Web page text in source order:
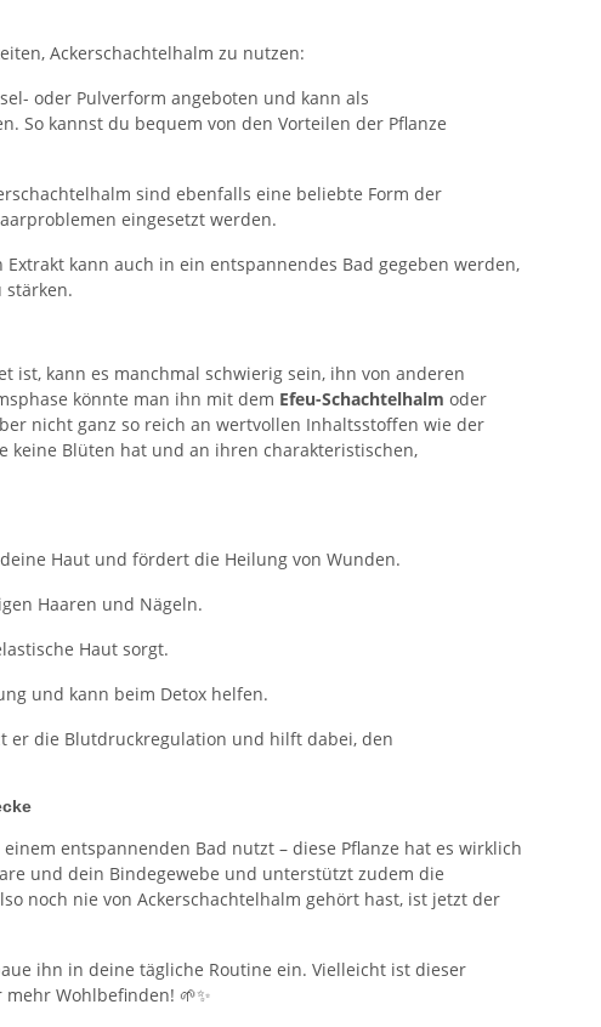
Ackerschachtelhalm zu nutzen:
oder Pulverform angeboten und kann als
So kannst du bequem von den Vorteilen der Pflanze
sind ebenfalls eine beliebte Form der
eingesetzt werden.
Extrakt kann auch in ein entspannendes Bad gegeben werden,
stärken.
ist, kann es manchmal schwierig sein, ihn von anderen
könnte man ihn mit dem Efeu-Schachtelhalm oder
nicht ganz so reich an wertvollen Inhaltsstoffen wie der
keine Blüten hat und an ihren charakteristischen,
Haut und fördert die Heilung von Wunden.
Haaren und Nägeln.
Haut sorgt.
und kann beim Detox helfen.
er die Blutdruckregulation und hilft dabei, den
entspannenden Bad nutzt – diese Pflanze hat es wirklich
und dein Bindegewebe und unterstützt zudem die
noch nie von Ackerschachtelhalm gehört hast, ist jetzt der
ihn in deine tägliche Routine ein. Vielleicht ist dieser
Wohlbefinden! 🌱✨